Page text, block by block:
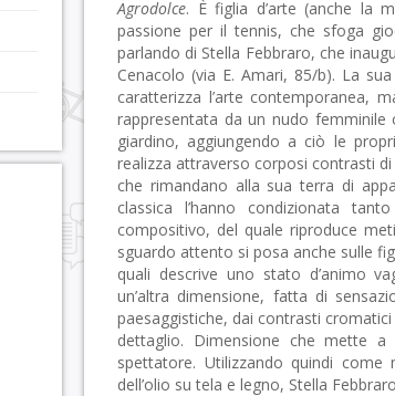
Agrodolce. È figlia d’arte (anche la
passione per il tennis, che sfoga
parlando di Stella Febbraro, che
Cenacolo (via E. Amari, 85/b). La
caratterizza l’arte contemporanea,
rappresentata da un nudo
giardino, aggiungendo a ciò le
realizza attraverso corposi contrasti
che rimandano alla sua terra di
classica l’hanno condizionata
compositivo, del quale riproduce
sguardo attento si posa anche sulle
quali descrive uno stato d’animo
un’altra dimensione, fatta di
paesaggistiche, dai contrasti
dettaglio. Dimensione che mette
spettatore. Utilizzando quindi come
dell’olio su tela e legno, Stella